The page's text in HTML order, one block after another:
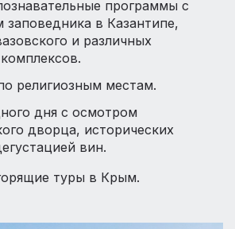
программы с
заповедника в Казантипе,
и различных
религиозным местам.
дня с осмотром
дворца, исторических
вин.
туры в Крым.